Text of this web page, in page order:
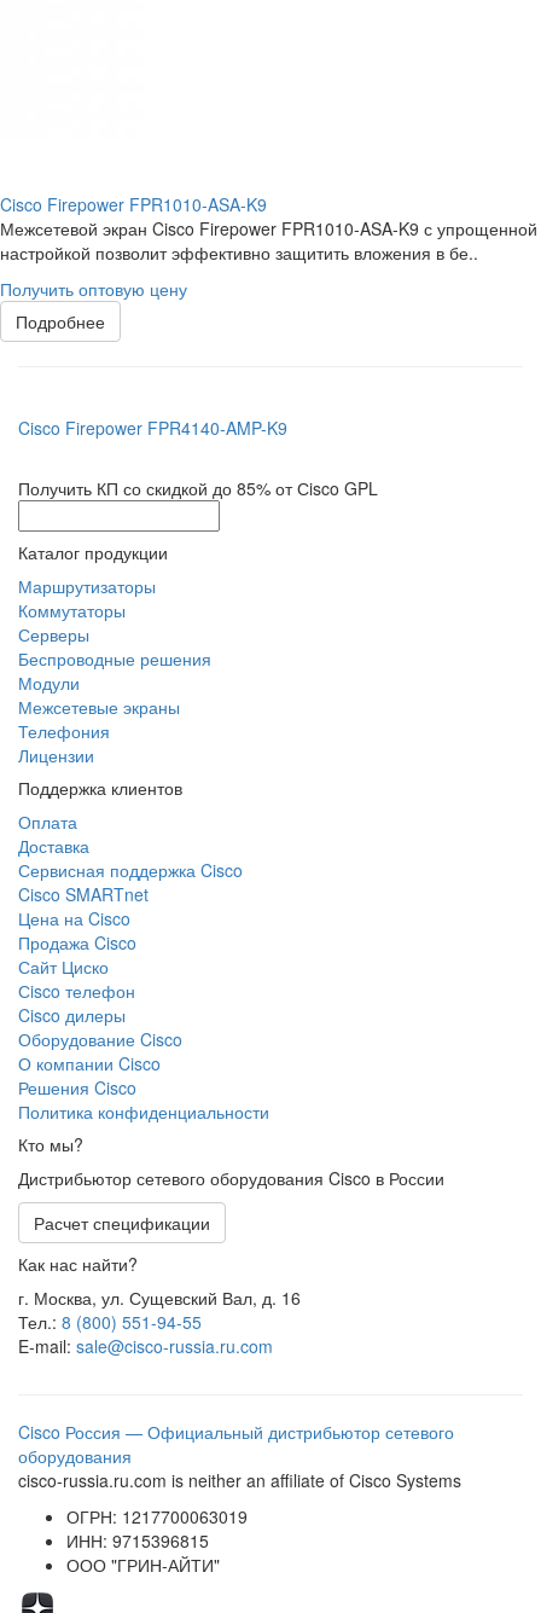
Cisco Firepower FPR1010-ASA-K9
Межсетевой экран Cisco Firepower FPR1010-ASA-K9 с упрощенной
настройкой позволит эффективно защитить вложения в бе..
Получить оптовую цену
Подробнее
Cisco Firepower FPR4140-AMP-K9
Получить КП со скидкой до 85% от Сisco GPL
Каталог продукции
Маршрутизаторы
Коммутаторы
Серверы
Беспроводные решения
Модули
Межсетевые экраны
Телефония
Лицензии
Поддержка клиентов
Оплата
Доставка
Сервисная поддержка Cisco
Cisco SMARTnet
Цена на Cisco
Продажа Cisco
Сайт Циско
Сisco телефон
Cisco дилеры
Оборудование Cisco
О компании Cisco
Решения Cisco
Политика конфиденциальности
Кто мы?
Дистрибьютор сетевого оборудования Cisco в России
Расчет спецификации
Как нас найти?
г. Москва, ул. Сущевский Вал, д. 16
Тел.: 8 (800) 551-94-55
E-mail: sale@cisco-russia.ru.com
Cisco Россия — Официальный дистрибьютор сетевого
оборудования
cisco-russia.ru.com is neither an affiliate of Cisco Systems
ОГРН: 1217700063019
ИНН: 9715396815
ООО "ГРИН-АЙТИ"